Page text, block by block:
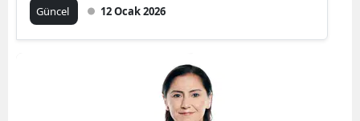
Güncel 12 Ocak 2026